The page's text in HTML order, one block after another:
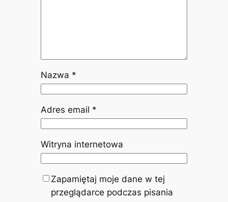
Nazwa *
Adres email *
Witryna internetowa
Zapamiętaj moje dane w tej
przeglądarce podczas pisania